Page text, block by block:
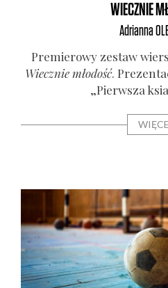
WIECZNIE
Adrianna
Pre­mie­ro­wy zestaw
Wiecz­nie mło­dość.
„Pierw­sza